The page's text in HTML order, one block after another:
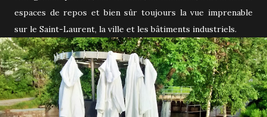
espaces de repos et bien sûr toujours la vue imprenable
sur le Saint-Laurent, la ville et les bâtiments industriels.